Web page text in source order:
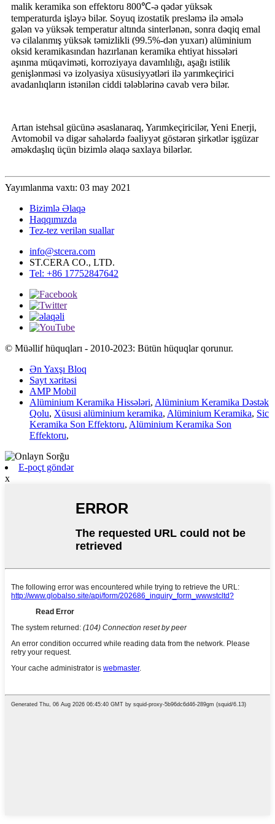
malik keramika son effektoru 800℃-ə qədər yüksək
temperaturda işləyə bilər. Soyuq izostatik presləmə ilə əmələ
gələn və yüksək temperatur altında sinterlənən, sonra dəqiq emal
və cilalanmış yüksək təmizlikli (99.5%-dən yuxarı) alüminium
oksid keramikasından hazırlanan keramika ehtiyat hissələri
aşınma müqaviməti, korroziyaya davamlılığı, aşağı istilik
genişlənməsi və izolyasiya xüsusiyyətləri ilə yarımkeçirici
avadanlıqların istənilən ciddi tələblərinə cavab verə bilər.
Artan istehsal gücünə əsaslanaraq, Yarımkeçiricilər, Yeni Enerji,
Avtomobil və digər sahələrdə fəaliyyət göstərən şirkətlər işgüzar
əməkdaşlıq üçün bizimlə əlaqə saxlaya bilərlər.
Yayımlanma vaxtı: 03 may 2021
Bizimlə Əlaqə
Haqqımızda
Tez-tez verilən suallar
info@stcera.com
ST.CERA CO., LTD.
Tel: +86 17752847642
© Müəllif hüquqları - 2010-2023: Bütün hüquqlar qorunur.
Ən Yaxşı Bloq
Sayt xəritəsi
AMP Mobil
Alüminium Keramika Hissələri, Alüminium Keramika Dəstək
Qolu, Xüsusi alüminium keramika, Alüminium Keramika, Sic
Keramika Son Effektoru, Alüminium Keramika Son
Effektoru,
E-poçt göndər
x